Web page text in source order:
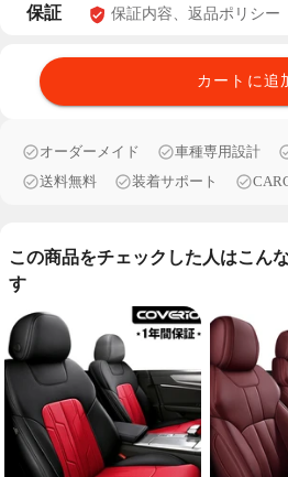
保証 保証内容、返品ポリシー
カートに追
オーダーメイド 車種専用設計
送料無料
装着サポート
この商品をチェックした人はこん
す